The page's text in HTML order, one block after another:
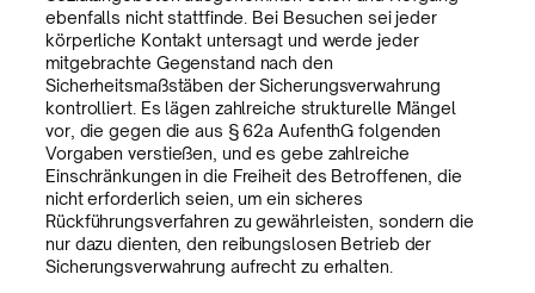
ebenfalls nicht stattfinde. Bei Besuchen sei jeder
körperliche Kontakt untersagt und werde jeder
mitgebrachte Gegenstand nach den
Sicherheitsmaßstäben der Sicherungsverwahrung
kontrolliert. Es lägen zahlreiche strukturelle Mängel
vor, die gegen die aus § 62a AufenthG folgenden
Vorgaben verstießen, und es gebe zahlreiche
Einschränkungen in die Freiheit des Betroffenen, die
nicht erforderlich seien, um ein sicheres
Rückführungsverfahren zu gewährleisten, sondern die
nur dazu dienten, den reibungslosen Betrieb der
Sicherungsverwahrung aufrecht zu erhalten.